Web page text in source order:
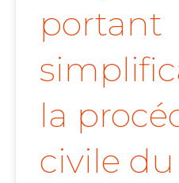
portant
la
civile